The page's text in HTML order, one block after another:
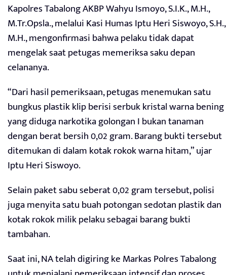
Kapolres Tabalong AKBP Wahyu Ismoyo, S.I.K., M.H.,
M.Tr.Opsla., melalui Kasi Humas Iptu Heri Siswoyo, S.H.,
M.H., mengonfirmasi bahwa pelaku tidak dapat
mengelak saat petugas memeriksa saku depan
celananya.
“Dari hasil pemeriksaan, petugas menemukan satu
bungkus plastik klip berisi serbuk kristal warna bening
yang diduga narkotika golongan I bukan tanaman
dengan berat bersih 0,02 gram. Barang bukti tersebut
ditemukan di dalam kotak rokok warna hitam,” ujar
Iptu Heri Siswoyo.
Selain paket sabu seberat 0,02 gram tersebut, polisi
juga menyita satu buah potongan sedotan plastik dan
kotak rokok milik pelaku sebagai barang bukti
tambahan.
Saat ini, NA telah digiring ke Markas Polres Tabalong